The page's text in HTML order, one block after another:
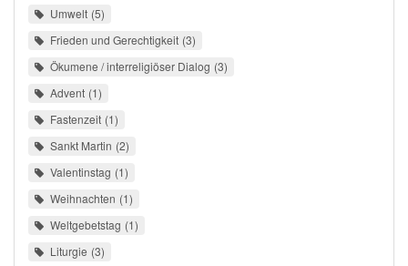
Umwelt 5
Frieden und Gerechtigkeit 3
Ökumene / interreligiöser Dialog 3
Advent 1
Fastenzeit 1
Sankt Martin 2
Valentinstag 1
Weihnachten 1
Weltgebetstag 1
Liturgie 3